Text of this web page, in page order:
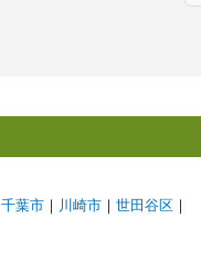
千葉市 ｜ 川崎市 ｜ 世田谷区 ｜